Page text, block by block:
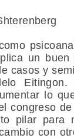
un buen
casos y
lo
congreso
pilar para
con